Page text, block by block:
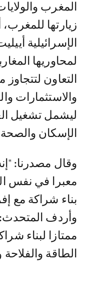
المغرب
زيارتها
الإسرائيلية
لمحاوريها
التعاون
والاستثمارات
ليشمل تشغيل
الإسكان
وقال مصدرنا:
معبرا في نفس
بناء شراكة مع
وأردف المتحدث:
ممتازا لبناء
الطاقة والفلاحة